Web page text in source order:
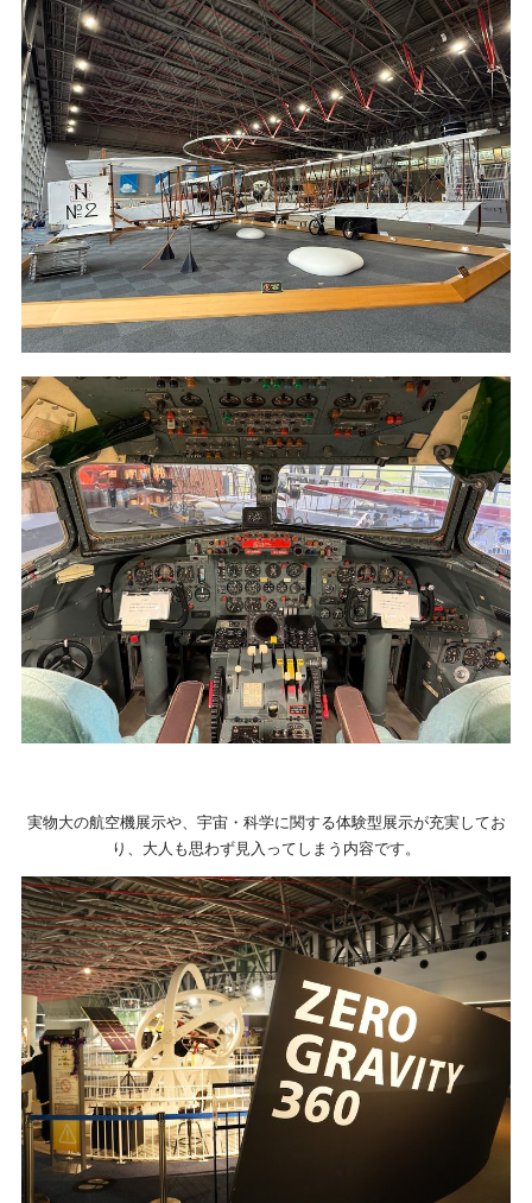
実物大の航空機展示や、宇宙・科学に関する体験型展示が充実してお
り、大人も思わず見入ってしまう内容です。